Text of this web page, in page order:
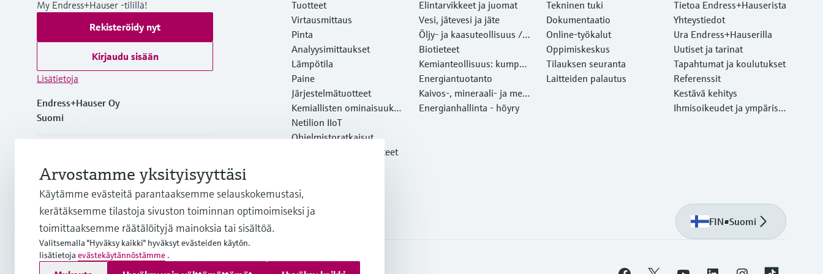
My Endress+Hauser -tilillä!
Rekisteröidy nyt
Kirjaudu sisään
Lisätietoja
Endress+Hauser Oy
Suomi
info.fi@endress.com
firstname.lastname@endress.com
Tuotteet
Virtausmittaus
Pinta
Analyysimittaukset
Lämpötila
Paine
Järjestelmätuotteet
Kemiallisten ominaisuuksi
en optinen analyysi
Netilion IIoT
Ohjelmistoratkaisut
Esittelyssä olevat tuotteet
Elintarvikkeet ja juomat
Vesi, jätevesi ja jäte
Öljy- ja kaasuteollisuus /
Marine
Biotieteet
Kemianteollisuus: kumppa
ni kestävään menestyksee
n
Energiantuotanto
Kaivos-, mineraali- ja meta
lliteollisuus
Energianhallinta - höyry
Tekninen tuki
Dokumentaatio
Online-työkalut
Oppimiskeskus
Tilauksen seuranta
Laitteiden palautus
Tietoa Endress+Hauserista
Yhteystiedot
Ura Endress+Hauserilla
Uutiset ja tarinat
Tapahtumat ja koulutukset
Referenssit
Kestävä kehitys
Ihmisoikeudet ja ympärist
FIN•Suomi
Arvostamme yksityisyyttäsi
Käytämme evästeitä parantaaksemme selauskokemustasi,
kerätäksemme tilastoja sivuston toiminnan optimoimiseksi ja
toimittaaksemme räätälöityjä mainoksia tai sisältöä.
Valitsemalla "Hyväksy kaikki" hyväksyt evästeiden käytön.
lisätietoja evästekäytännöstämme .